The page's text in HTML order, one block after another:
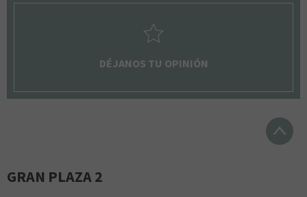
DÉJANOS TU OPINIÓN
GRAN PLAZA 2